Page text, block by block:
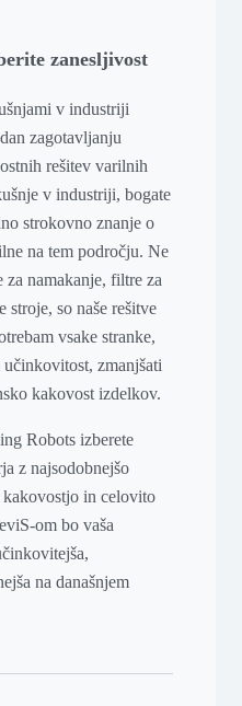
zanesljivost
v industriji
zagotavljanju
rešitev varilnih
v industriji, bogate
strokovno znanje o
na tem področju. Ne
za namakanje, filtre za
so naše rešitve
vsake stranke,
zmanjšati
kakovost izdelkov.
Robots izberete
z najsodobnejšo
in celovito
om bo vaša
na današnjem